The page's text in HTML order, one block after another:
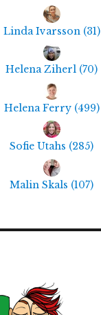
Linda Ivarsson (31)
Helena Ziherl (70)
Helena Ferry (499)
Sofie Utahs (285)
Malin Skals (107)